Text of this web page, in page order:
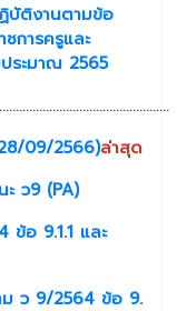
บัติงานตามข้อ
การครูและ
ระมาณ 2565
09/2566)ล่าสุด
ว9 (PA)
ข้อ 9.1.1 และ
ม ว 9/2564 ข้อ 9.